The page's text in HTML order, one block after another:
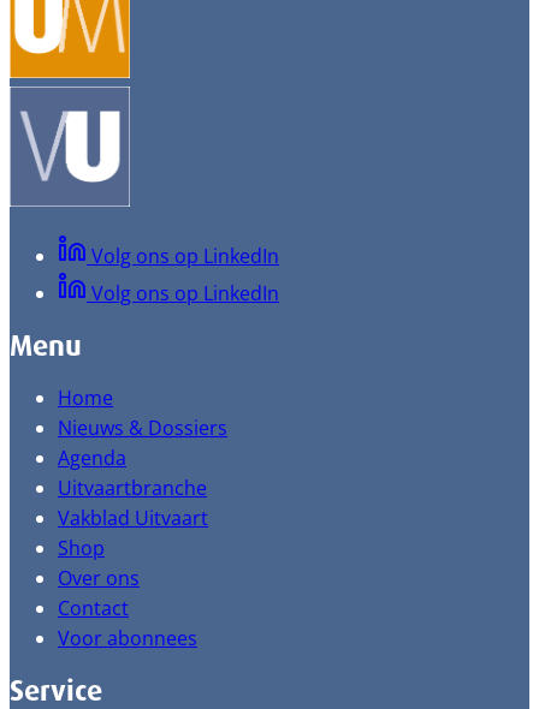
Volg ons op LinkedIn
Volg ons op LinkedIn
Menu
Home
Nieuws & Dossiers
Agenda
Uitvaartbranche
Vakblad Uitvaart
Shop
Over ons
Contact
Voor abonnees
Service